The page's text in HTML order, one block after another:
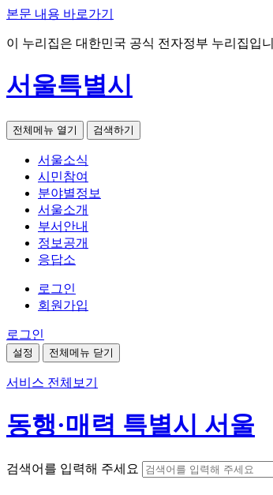
본문 내용 바로가기
이 누리집은 대한민국 공식 전자정부 누리집입
서울특별시
전체메뉴 열기 검색하기
서울소식
시민참여
분야별정보
서울소개
부서안내
정보공개
응답소
로그인
회원가입
로그인
설정 전체메뉴 닫기
서비스 전체보기
동행·매력 특별시 서울
검색어를 입력해 주세요